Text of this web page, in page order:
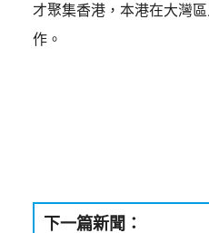
才聚集香港，本港在大灣
作。
下一篇新聞：